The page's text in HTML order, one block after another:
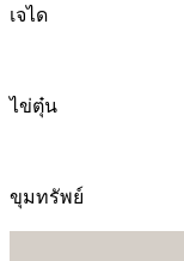
เจได
ไข่ตุ๋น
ขุมทรัพย์